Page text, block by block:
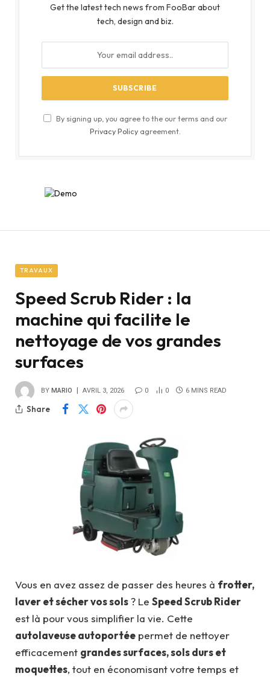
Get the latest tech news from FooBar about
tech, design and biz.
By signing up, you agree to the our terms and our
Privacy Policyagreement.
TRAVAUX
Speed Scrub Rider : la
machine qui facilite le
nettoyage de vos grandes
surfaces
BY MARIO AVRIL 3, 2026 0 0 6 MINS READ
Share
Vous en avez assez de passer des heures à frotter,
laver et sécher vos sols? Le Speed Scrub Rider
est là pour vous simplifier la vie. Cette
autolaveuse autoportée permet de nettoyer
efficacement grandes surfaces, sols durs et
moquettes, tout en économisant votre temps et